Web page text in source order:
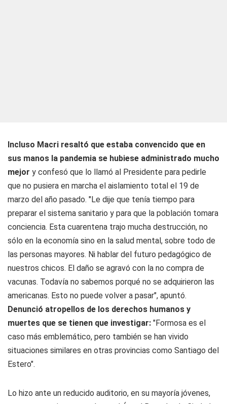
Incluso Macri resaltó que estaba convencido que en
sus manos la pandemia se hubiese administrado mucho
mejor y confesó que lo llamó al Presidente para pedirle
que no pusiera en marcha el aislamiento total el 19 de
marzo del año pasado. "Le dije que tenía tiempo para
preparar el sistema sanitario y para que la población tomara
conciencia. Esta cuarentena trajo mucha destrucción, no
sólo en la economía sino en la salud mental, sobre todo de
las personas mayores. Ni hablar del futuro pedagógico de
nuestros chicos. El daño se agravó con la no compra de
vacunas. Todavía no sabemos porqué no se adquirieron las
americanas. Esto no puede volver a pasar", apuntó.
Denunció atropellos de los derechos humanos y
muertes que se tienen que investigar: "Formosa es el
caso más emblemático, pero también se han vivido
situaciones similares en otras provincias como Santiago del
Estero".
Lo hizo ante un reducido auditorio, en su mayoría jóvenes,